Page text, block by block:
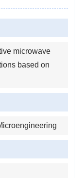
microwave
based on